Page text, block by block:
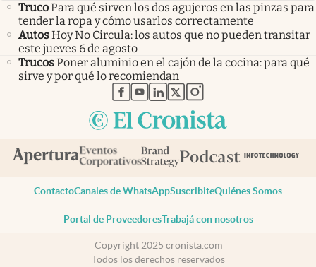
TrucoPara qué sirven los dos agujeros en las pinzas para
tender la ropa y cómo usarlos correctamente
AutosHoy No Circula: los autos que no pueden transitar
este jueves 6 de agosto
TrucosPoner aluminio en el cajón de la cocina: para qué
sirve y por qué lo recomiendan
abre en nueva pestaña
abre en nueva pestaña
abre en nueva pestaña
abre en nueva pestaña
abre en nueva pestaña
ContactoCanales de WhatsAppSuscribiteQuiénes Somos
Portal de ProveedoresTrabajá con nosotros
Copyright 2025 cronista.com
Todos los derechos reservados